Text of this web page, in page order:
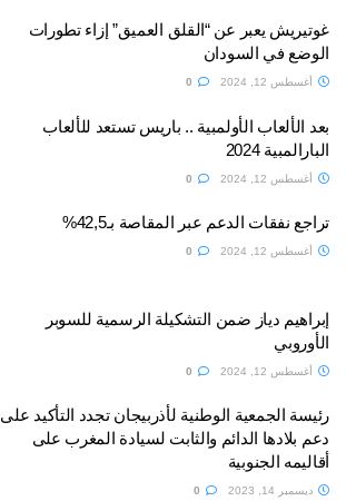
غوتيريش يعبر عن “القلق العميق” إزاء تطورات
الوضع في السودان
أغسطس 12, 2024
بعد الألعاب الأولمبية .. باريس تستعد للألعاب
البارالمبية 2024
أغسطس 12, 2024
تراجع نفقات الدعم عبر المقاصة بـ42,5%
أغسطس 12, 2024
إبراهيم دياز ضمن التشكيلة الرسمية للسوبر
الأوروبي
أغسطس 12, 2024
رئيسة الجمعية الوطنية لأذربيجان تجدد التأكيد على
دعم بلادها الدائم والثابت لسيادة المغرب على
أقاليمه الجنوبية
ديسمبر 14, 2023